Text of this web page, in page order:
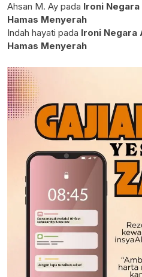
Ahsan M. Ay pada Ironi
Hamas Menyerah
Indah hayati pada Ironi Negara
Hamas Menyerah